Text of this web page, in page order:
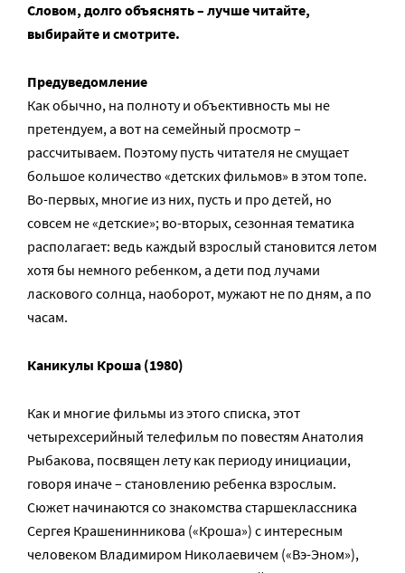
Словом, долго объяснять – лучше читайте,
выбирайте и смотрите.
Предуведомление
Как обычно, на полноту и объективность мы не
претендуем, а вот на семейный просмотр –
рассчитываем. Поэтому пусть читателя не смущает
большое количество «детских фильмов» в этом топе.
Во-первых, многие из них, пусть и про детей, но
совсем не «детские»; во-вторых, сезонная тематика
располагает: ведь каждый взрослый становится летом
хотя бы немного ребенком, а дети под лучами
ласкового солнца, наоборот, мужают не по дням, а по
часам.
Каникулы Кроша (1980)
Как и многие фильмы из этого списка, этот
четырехсерийный телефильм по повестям Анатолия
Рыбакова, посвящен лету как периоду инициации,
говоря иначе – становлению ребенка взрослым.
Сюжет начинаются со знакомства старшеклассника
Сергея Крашенинникова («Кроша») с интересным
человеком Владимиром Николаевичем («Вэ-Эном»),